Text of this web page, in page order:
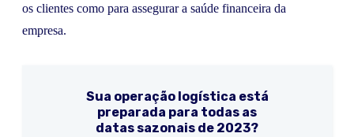
os clientes como para assegurar a saúde financeira da
empresa.
Sua operação logística está
preparada para todas as
datas sazonais de 2023?